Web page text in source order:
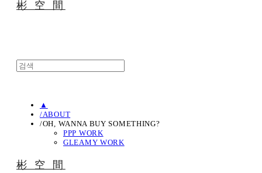
彬 空 間
▲
/ABOUT
/OH, WANNA BUY SOMETHING?
PPP WORK
GLEAMY WORK
彬 空 間